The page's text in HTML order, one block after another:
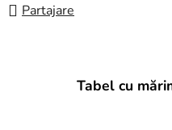
Partajare
Tabel cu